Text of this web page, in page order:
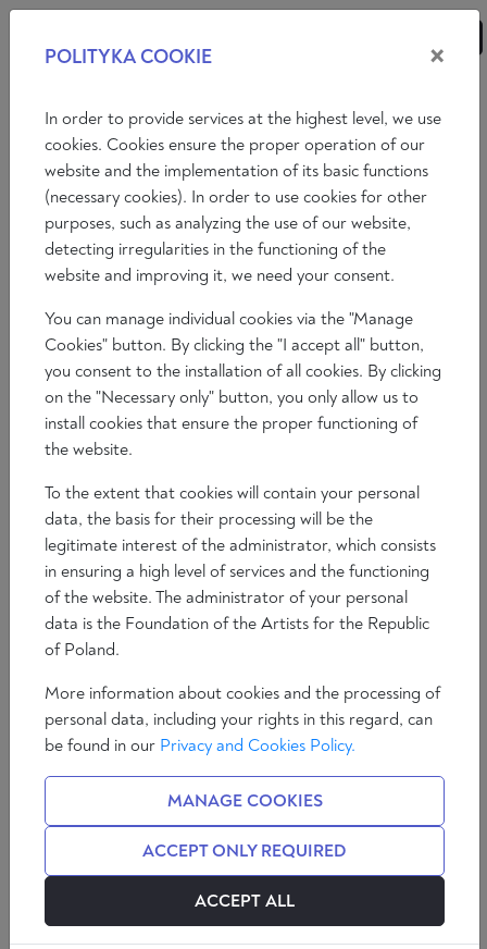
Opiniones
PEDRO FERNÁNDEZ BARBADILLO:
“LA IZQUIERDA SIEMPRE HA SABIDO
APOYAR A LOS SUYOS, EN LA
DERECHA HAY MUCHOS QUE AÚN
TIENE QUE APRENDER ESTA
LECCIÓN”
Álvaro Peñas
2023-11-10
Tiempo de lectura: 6 min
Pedro Fernández Barbadillo es
periodista y colaborador en diversos
medios, como Libertad Digital, Actuall o
Informa Radio. Es autor de numerosos
POLITYKA COOKIE ×
In order to provide services at the highest level, we use
cookies. Cookies ensure the proper operation of our
website and the implementation of its basic functions
(necessary cookies). In order to use cookies for other
purposes, such as analyzing the use of our website,
detecting irregularities in the functioning of the
website and improving it, we need your consent.
You can manage individual cookies via the "Manage
Cookies" button. By clicking the "I accept all" button,
you consent to the installation of all cookies. By clicking
on the "Necessary only" button, you only allow us to
install cookies that ensure the proper functioning of
the website.
To the extent that cookies will contain your personal
data, the basis for their processing will be the
legitimate interest of the administrator, which consists
in ensuring a high level of services and the functioning
of the website. The administrator of your personal
data is the Foundation of the Artists for the Republic
of Poland.
More information about cookies and the processing of
personal data, including your rights in this regard, can
be found in our Privacy and Cookies Policy.
MANAGE COOKIES
ACCEPT ONLY REQUIRED
ACCEPT ALL